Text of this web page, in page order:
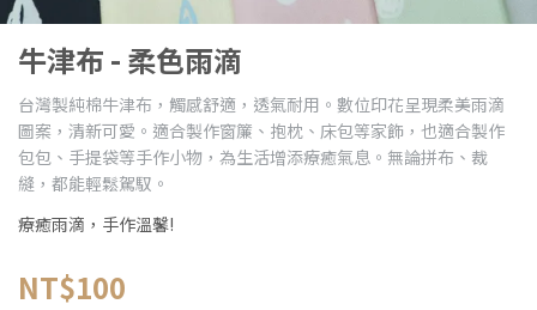
牛津布 - 柔色雨滴
台灣製純棉牛津布，觸感舒適，透氣耐用。數位印花呈現柔美雨滴
圖案，清新可愛。適合製作窗簾、抱枕、床包等家飾，也適合製作
包包、手提袋等手作小物，為生活增添療癒氣息。無論拼布、裁
縫，都能輕鬆駕馭。
療癒雨滴，手作溫馨!
NT$100